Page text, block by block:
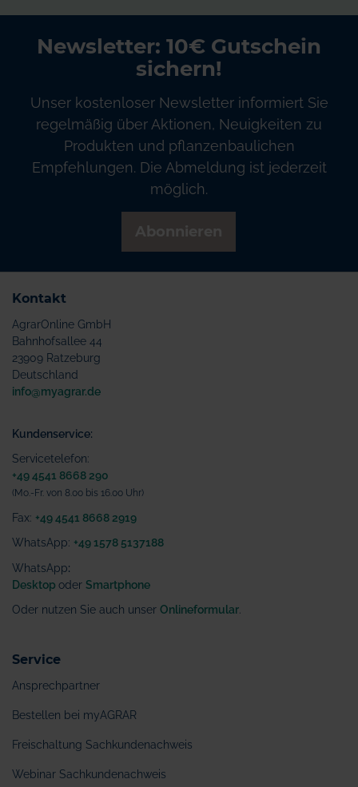
Newsletter: 10€ Gutschein
sichern!
Unser kostenloser Newsletter informiert Sie
regelmäßig über Aktionen, Neuigkeiten zu
Produkten und pflanzenbaulichen
Empfehlungen. Die Abmeldung ist jederzeit
möglich.
Kontakt
AgrarOnline GmbH
Bahnhofsallee 44
23909 Ratzeburg
Deutschland
info@myagrar.de
Kundenservice:
Servicetelefon:
+49 4541 8668 290
(Mo.-Fr. von 8.00 bis 16.00 Uhr)
Fax: +49 4541 8668 2919
WhatsApp: +49 1578 5137188
WhatsApp:
Desktop oder Smartphone
Oder nutzen Sie auch unser Onlineformular
Service
Ansprechpartner
Bestellen bei myAGRAR
Freischaltung Sachkundenachweis
Webinar Sachkundenachweis